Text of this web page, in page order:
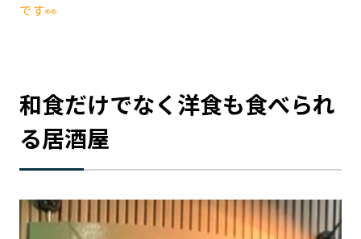
です👀
和食だけでなく洋食も食べられ
る居酒屋